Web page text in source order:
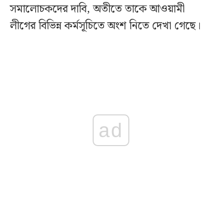
সমালোচকদের দাবি, অতীতে তাকে আওয়ামী
লীগের বিভিন্ন কর্মসূচিতে অংশ নিতে দেখা গেছে।
ad